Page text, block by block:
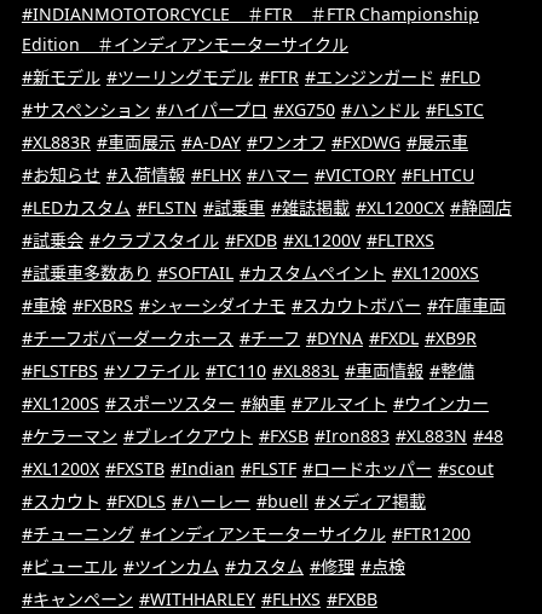
#INDIANMOTOTORCYCLE ＃FTR ＃FTR Championship
Edition ＃インディアンモーターサイクル
#新モデル #ツーリングモデル #FTR #エンジンガード #FLD
#サスペンション #ハイパープロ #XG750 #ハンドル #FLSTC
#XL883R #車両展示 #A-DAY #ワンオフ #FXDWG #展示車
#お知らせ #入荷情報 #FLHX #ハマー #VICTORY #FLHTCU
#LEDカスタム #FLSTN #試乗車 #雑誌掲載 #XL1200CX #静岡店
#試乗会 #クラブスタイル #FXDB #XL1200V #FLTRXS
#試乗車多数あり #SOFTAIL #カスタムペイント #XL1200XS
#車検 #FXBRS #シャーシダイナモ #スカウトボバー #在庫車両
#チーフボバーダークホース #チーフ #DYNA #FXDL #XB9R
#FLSTFBS #ソフテイル #TC110 #XL883L #車両情報 #整備
#XL1200S #スポーツスター #納車 #アルマイト #ウインカー
#ケラーマン #ブレイクアウト #FXSB #Iron883 #XL883N #48
#XL1200X #FXSTB #Indian #FLSTF #ロードホッパー #scout
#スカウト #FXDLS #ハーレー #buell #メディア掲載
#チューニング #インディアンモーターサイクル #FTR1200
#ビューエル #ツインカム #カスタム #修理 #点検
#キャンペーン #WITHHARLEY #FLHXS #FXBB